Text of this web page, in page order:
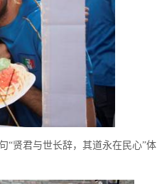
贤君与世长辞，其道永在民心”体